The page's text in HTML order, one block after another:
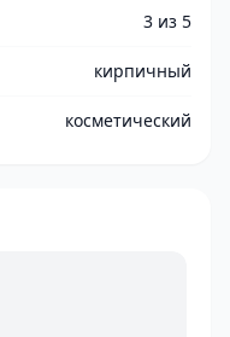
3 из 5
кирпичный
косметический